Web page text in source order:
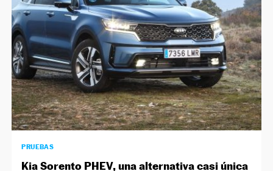
PRUEBAS
Kia Sorento PHEV, una alternativa casi única